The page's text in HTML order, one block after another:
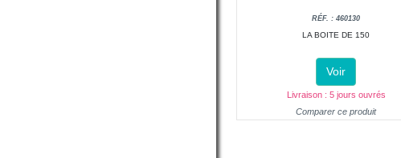
RÉF. : 460130
LA BOITE DE 150
Voir
Livraison : 5 jours ouvrés
Comparer ce produit